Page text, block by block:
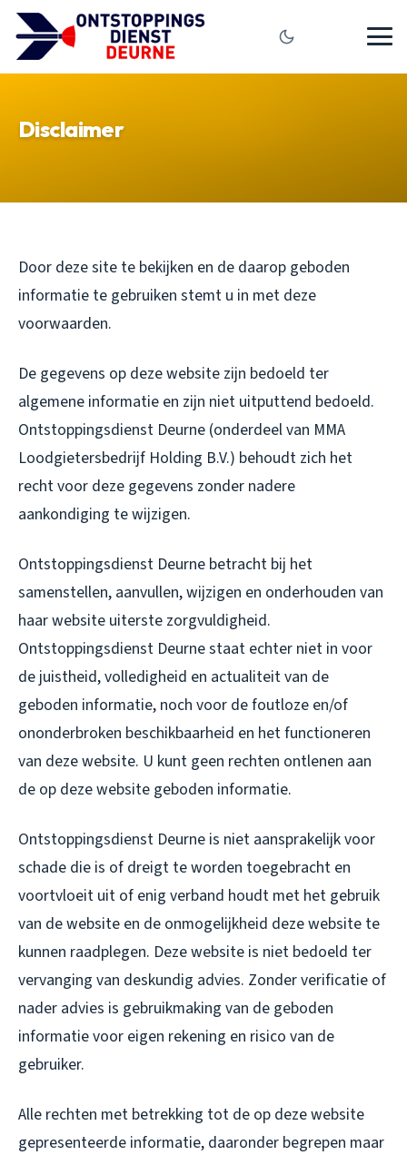
Disclaimer
Door deze site te bekijken en de daarop geboden
informatie te gebruiken stemt u in met deze
voorwaarden.
De gegevens op deze website zijn bedoeld ter
algemene informatie en zijn niet uitputtend bedoeld.
Ontstoppingsdienst Deurne (onderdeel van MMA
Loodgietersbedrijf Holding B.V.) behoudt zich het
recht voor deze gegevens zonder nadere
aankondiging te wijzigen.
Ontstoppingsdienst Deurne betracht bij het
samenstellen, aanvullen, wijzigen en onderhouden van
haar website uiterste zorgvuldigheid.
Ontstoppingsdienst Deurne staat echter niet in voor
de juistheid, volledigheid en actualiteit van de
geboden informatie, noch voor de foutloze en/of
ononderbroken beschikbaarheid en het functioneren
van deze website. U kunt geen rechten ontlenen aan
de op deze website geboden informatie.
Ontstoppingsdienst Deurne is niet aansprakelijk voor
schade die is of dreigt te worden toegebracht en
voortvloeit uit of enig verband houdt met het gebruik
van de website en de onmogelijkheid deze website te
kunnen raadplegen. Deze website is niet bedoeld ter
vervanging van deskundig advies. Zonder verificatie of
nader advies is gebruikmaking van de geboden
informatie voor eigen rekening en risico van de
gebruiker.
Alle rechten met betrekking tot de op deze website
gepresenteerde informatie, daaronder begrepen maar